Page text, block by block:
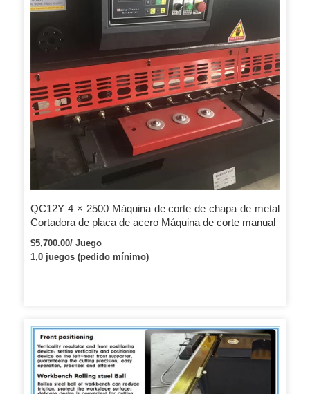
QC12Y 4 × 2500 Máquina de corte de chapa de metal
Cortadora de placa de acero Máquina de corte manual
$5,700.00/ Juego
1,0 juegos (pedido mínimo)